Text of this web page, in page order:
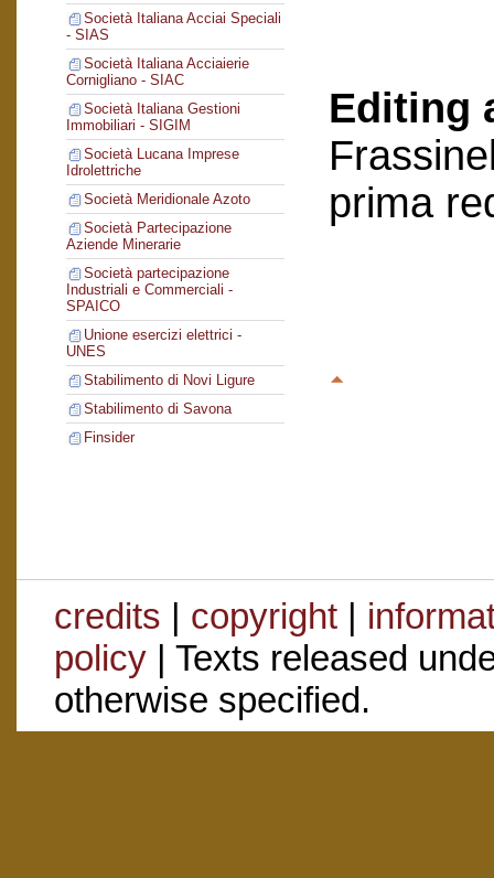
Società Italiana Acciai Speciali
- SIAS
Società Italiana Acciaierie
Cornigliano - SIAC
Società Italiana Gestioni
Immobiliari - SIGIM
Società Lucana Imprese
Idrolettriche
Società Meridionale Azoto
Società Partecipazione
Aziende Minerarie
Società partecipazione
Industriali e Commerciali -
SPAICO
Unione esercizi elettrici -
UNES
Stabilimento di Novi Ligure
Stabilimento di Savona
Finsider
Editing
prima
credits | copyright|
policy| Texts released
otherwise specified.